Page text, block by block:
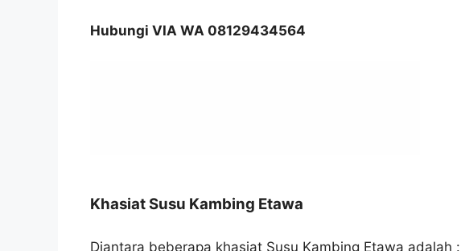
Hubungi VIA WA 08129434564
Khasiat Susu Kambing Etawa
Diantara beberapa khasiat Susu Kambing Etawa adalah :